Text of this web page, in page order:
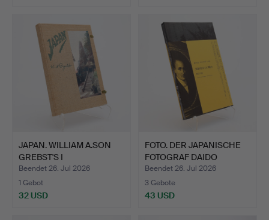
JAPAN. WILLIAM A.SON
GREBST'S I
SOLUPPGÅNG…
Beendet 26. Jul 2026
1 Gebot
32 USD
FOTO. DER JAPANISCHE
FOTOGRAF DAIDO
MORIYA…
Beendet 26. Jul 2026
3 Gebote
43 USD